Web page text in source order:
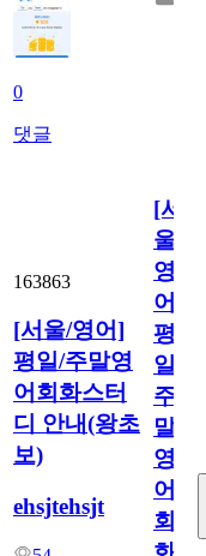
0
댓글
163863
[서울/영어]
평일/주말영
어회화스터
디 안내(왕초
보)
ehsjtehsjt
[서
울/
영
어]
평
일/
주
말
영
어
회